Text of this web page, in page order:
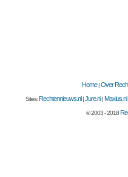
Home|Over
Sites:Rechtennieuws.nl |Jure.nl |Maxius.nl
© 2003 - 2018